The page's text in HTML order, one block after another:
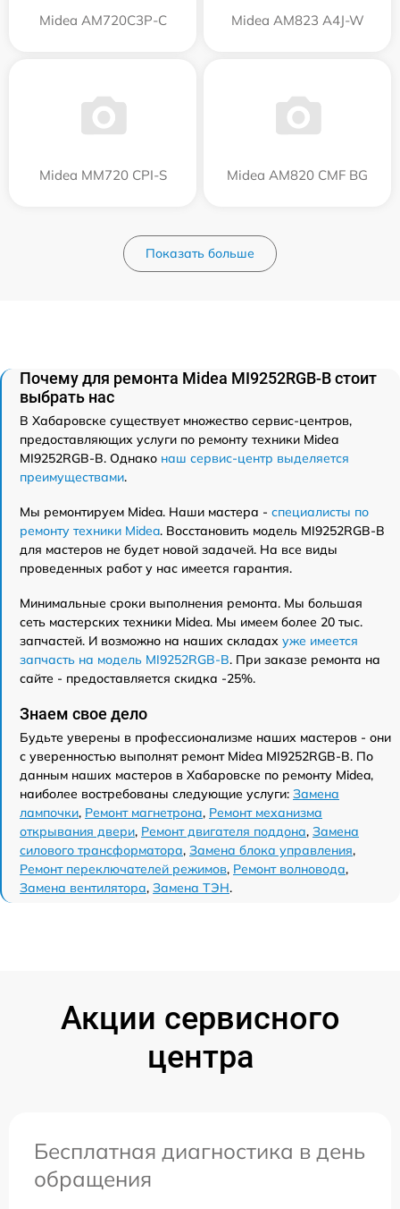
Midea AM720C3P-C Midea AM823 A4J-W
Midea MM720 CPI-S Midea AM820 CMF BG
Показать больше
Почему для ремонта Midea MI9252RGB-B стоит
выбрать нас
В Хабаровске существует множество сервис-центров,
предоставляющих услуги по ремонту техники Midea
MI9252RGB-B. Однако наш сервис-центр выделяется
преимуществами.
Мы ремонтируем Midea. Наши мастера - специалисты по
ремонту техники Midea. Восстановить модель MI9252RGB-B
для мастеров не будет новой задачей. На все виды
проведенных работ у нас имеется гарантия.
Минимальные сроки выполнения ремонта. Мы большая
сеть мастерских техники Midea. Мы имеем более 20 тыс.
запчастей. И возможно на наших складах уже имеется
запчасть на модель MI9252RGB-B. При заказе ремонта на
сайте - предоставляется скидка -25%.
Знаем свое дело
Будьте уверены в профессионализме наших мастеров - они
с уверенностью выполнят ремонт Midea MI9252RGB-B. По
данным наших мастеров в Хабаровске по ремонту Midea,
наиболее востребованы следующие услуги: Замена
лампочки, Ремонт магнетрона, Ремонт механизма
открывания двери, Ремонт двигателя поддона, Замена
силового трансформатора, Замена блока управления,
Ремонт переключателей режимов, Ремонт волновода,
Замена вентилятора, Замена ТЭН.
Акции сервисного
центра
Бесплатная диагностика в день
обращения